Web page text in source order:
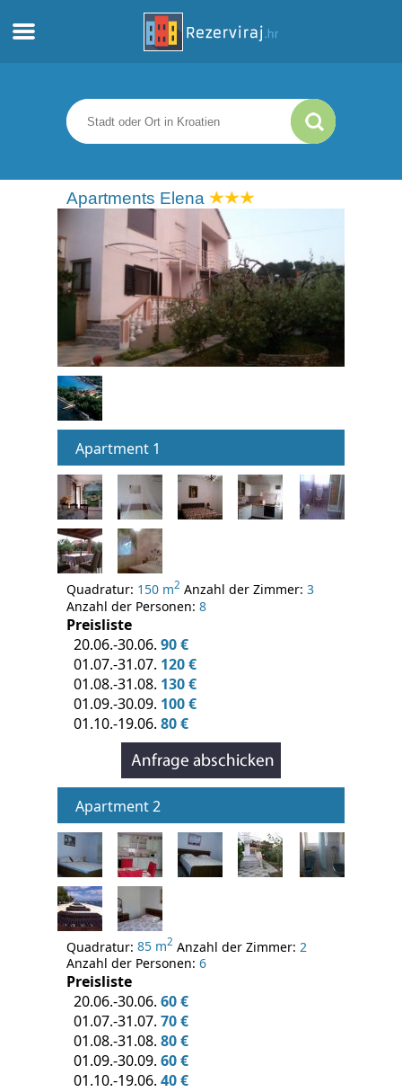
Apartments
Touristeninformation
Strände
webcams
Treffen Sie Kroatien
museen
Apartments Elena
Apartment 1
Quadratur: 150 m2 Anzahl der Zimmer: 3
Anzahl der Personen: 8
Preisliste
20.06.-30.06. 90 €
01.07.-31.07. 120 €
01.08.-31.08. 130 €
01.09.-30.09. 100 €
01.10.-19.06. 80 €
Apartment 2
Quadratur: 85 m2 Anzahl der Zimmer: 2
Anzahl der Personen: 6
Preisliste
20.06.-30.06. 60 €
01.07.-31.07. 70 €
01.08.-31.08. 80 €
01.09.-30.09. 60 €
01.10.-19.06. 40 €